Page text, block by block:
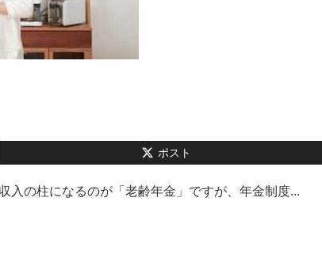
ポスト
入の柱になるのが「老齢年金」ですが、年金制度...